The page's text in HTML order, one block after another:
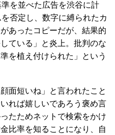
を並べた広告を渋谷に計
否定し、数字に縛られたカ
あったコピーだが、結果的
ている」と炎上。批判のな
を植え付けられた」という
面短いね」と言われたこと
れば嬉しいであろう褒め言
たためネットで検索をかけ
比率を知ることになり、自